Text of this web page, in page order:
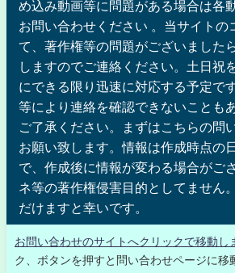
め込み動画等に問題がある場合は各
お問い合わせください 。当サイトの
て、著作権等の問題がございました
しますのでご連絡ください。土日祝
にできる限り迅速に対応する予定で
等により連絡を確認できないことも
ご了承ください。まずはこちらの問
お願い致します。情報は作成時点の
で、作成後に情報が変わる場合がご
ネ等の著作権侵害目的としてません
だけますと幸いです。
お問い合わせのサイトへクリックで移動し
ク、ボタンを押すと問い合わせページに移